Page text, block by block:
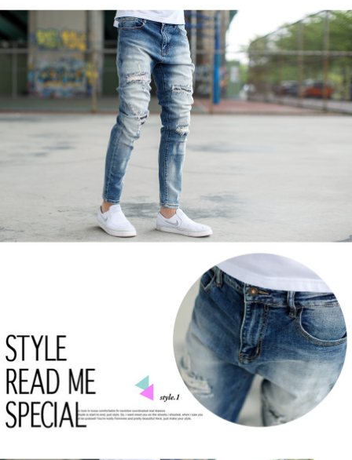
結帳頁面，進行簡訊認證並確認金額後，即可完成結帳。
２．訂單成立數日內，您將收到繳費通知簡訊。
３．收到繳費通知簡訊後14天內，點擊此簡訊中的連結，可透過四大超商／
ATM／網路銀行／等多元方式進行付款，方視為交易完成。
※ 請注意：結帳手續完成當下不需立刻繳費，但若您需要取消訂單，請聯絡
購買商品的店家。未經商家同意取消之訂單仍視為有效，需透過AFTEE先享
後付繳納相關費用。
※ 交易是否成功請以「AFTEE先享後付 」之結帳頁面顯示為準，若有關於
是否繳費成功／繳費後需取消欲退款等相關疑問，請聯繫「AFTEE先享後付
https://netprotections.freshdesk.com/support/home
１．透過由恩沛科技股份有限公司提供之「AFTEE先享後付」服務完成之交
易，需依本服務之必要範圍內提供個人資料，並將交易相關給付款項請求債
權轉讓予恩沛科技股份有限公司。
２．關於個人資料處理事宜，請瀏覽以下網址：
https://aftee.tw/terms/#terms3
３．未成年的使用者請事先徵得法定代理人或監護人之同意方可使用
「AFTEE先享後付」，若未經同意申辦者引起之損失，本公司不負相關責
４．使用「AFTEE先享後付」時，將依據個別帳號之用戶狀況，依本公司即
時審查核予不同之上限額度；若仍有額度不足之情形，本公司將視審查結果
５．嚴禁一人註冊多個帳號或使用他人資訊註冊。若發現惡意使用之情形，
恩沛科技股份有限公司將有權停止該用戶之使用額度並採取法律行動。
先付款後全家取貨
每筆NT$80，滿NT$1,800(含以上)免運費
7-11付款取貨
每筆NT$80，滿NT$1,800(含以上)免運費
先付款後7-11取貨
每筆NT$80，滿NT$1,800(含以上)免運費
每筆NT$120，滿NT$3,000(含以上)免運費